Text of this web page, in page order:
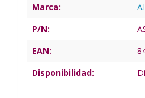
Marca:
P/N:
EAN:
Disponibilidad: